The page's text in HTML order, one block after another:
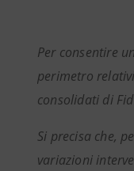
Per consentire
perimetro
consolidati di
Si precisa che,
variazioni